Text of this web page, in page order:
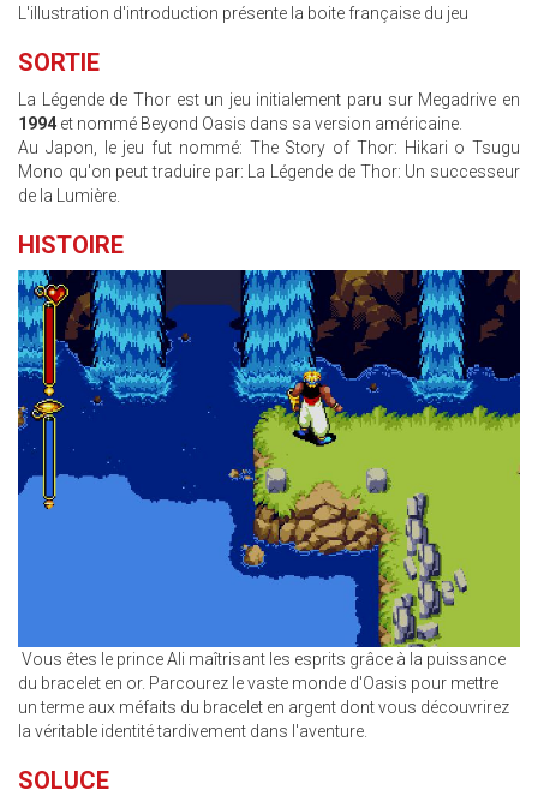
L'illustration d'introduction présente la boite française du jeu
SORTIE
La Légende de Thor est un jeu initialement paru sur Megadrive en
1994 et nommé Beyond Oasis dans sa version américaine.
Au Japon, le jeu fut nommé: The Story of Thor: Hikari o Tsugu
Mono qu'on peut traduire par: La Légende de Thor: Un successeur
de la Lumière.
HISTOIRE
LA_LEGENDE_DE_THOR_ECRAN.JPG
Vous êtes le prince Ali maîtrisant les esprits grâce à la puissance
du bracelet en or. Parcourez le vaste monde d'Oasis pour mettre
un terme aux méfaits du bracelet en argent dont vous découvrirez
la véritable identité tardivement dans l'aventure.
SOLUCE